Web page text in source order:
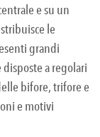
e su un
le
grandi
a regolari
bifore, trifore e
e motivi